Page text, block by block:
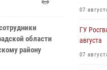
области
району
07
ГУ
августа
07